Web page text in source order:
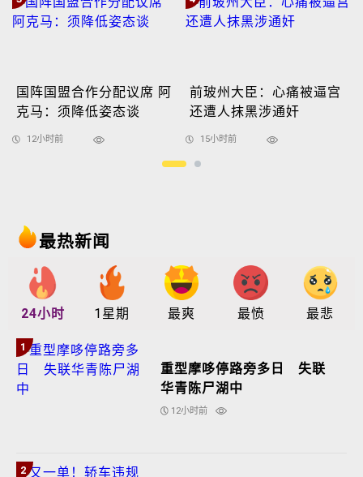
国阵国盟合作分配议席 阿
克马：须降低姿态谈
12小时前
前玻州大臣：心痛被逼宫
还遭人抹黑涉通奸
15小时前
最热新闻
24小时 1星期 最爽 最愤 最悲
1
重型摩哆停路旁多日 失联
华青陈尸湖中
12小时前
2